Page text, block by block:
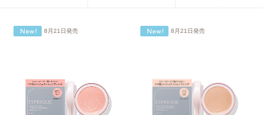
8月21日発売 8月21日発売